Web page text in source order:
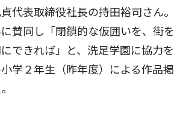
代表取締役社長の持田裕司さん。
賛同し「閉鎖的な仮囲いを、街を
できれば」と、洗足学園に協力を
学２年生（昨年度）による作品掲